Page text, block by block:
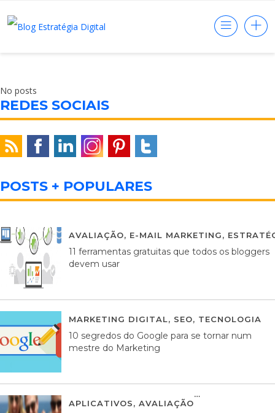
No posts
REDES SOCIAIS
POSTS + POPULARES
AVALIAÇÃO, E-MAIL MARKETING,
11 ferramentas gratuitas que todos os bloggers
devem usar
MARKETING DIGITAL, SEO, TECNOLOGIA
10 segredos do Google para se tornar num
mestre do Marketing
APLICATIVOS, AVALIAÇÃO